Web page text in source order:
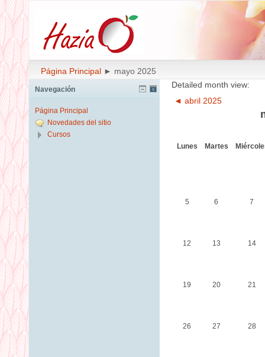
Página Principal ► mayo 2025
Detailed month view:
◄ abril 2025
Lunes Martes
5 6 7
12 13 14
19 20 21
26 27 28
Navegación
Página Principal
Novedades del sitio
Cursos